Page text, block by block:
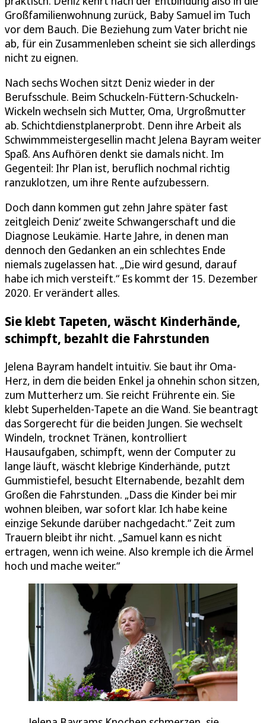
Großfamilienwohnung zurück, Baby Samuel im Tuch
vor dem Bauch. Die Beziehung zum Vater bricht nie
ab, für ein Zusammenleben scheint sie sich allerdings
nicht zu eignen.
Nach sechs Wochen sitzt Deniz wieder in der
Berufsschule. Beim Schuckeln-Füttern-Schuckeln-
Wickeln wechseln sich Mutter, Oma, Urgroßmutter
ab. Schichtdienstplanerprobt. Denn ihre Arbeit als
Schwimmmeistergesellin macht Jelena Bayram weiter
Spaß. Ans Aufhören denkt sie damals nicht. Im
Gegenteil: Ihr Plan ist, beruflich nochmal richtig
ranzuklotzen, um ihre Rente aufzubessern.
Doch dann kommen gut zehn Jahre später fast
zeitgleich Deniz‘ zweite Schwangerschaft und die
Diagnose Leukämie. Harte Jahre, in denen man
dennoch den Gedanken an ein schlechtes Ende
niemals zugelassen hat. „Die wird gesund, darauf
habe ich mich versteift.“ Es kommt der 15. Dezember
2020. Er verändert alles.
Sie klebt Tapeten, wäscht Kinderhände,
schimpft, bezahlt die Fahrstunden
Jelena Bayram handelt intuitiv. Sie baut ihr Oma-
Herz, in dem die beiden Enkel ja ohnehin schon sitzen,
zum Mutterherz um. Sie reicht Frührente ein. Sie
klebt Superhelden-Tapete an die Wand. Sie beantragt
das Sorgerecht für die beiden Jungen. Sie wechselt
Windeln, trocknet Tränen, kontrolliert
Hausaufgaben, schimpft, wenn der Computer zu
lange läuft, wäscht klebrige Kinderhände, putzt
Gummistiefel, besucht Elternabende, bezahlt dem
Großen die Fahrstunden. „Dass die Kinder bei mir
wohnen bleiben, war sofort klar. Ich habe keine
einzige Sekunde darüber nachgedacht.“ Zeit zum
Trauern bleibt ihr nicht. „Samuel kann es nicht
ertragen, wenn ich weine. Also kremple ich die Ärmel
hoch und mache weiter.“